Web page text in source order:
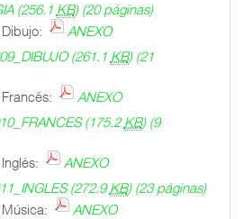
(256.1 KB)(20 páginas)
ANEXO
(261.1 KB)(21
ANEXO
(175.2KB)(9
ANEXO
(272.9KB)(23 páginas)
ANEXO